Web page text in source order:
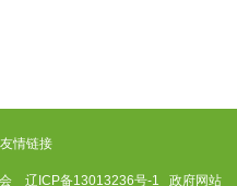
友情链接
会 辽ICP备13013236号-1 政府网站